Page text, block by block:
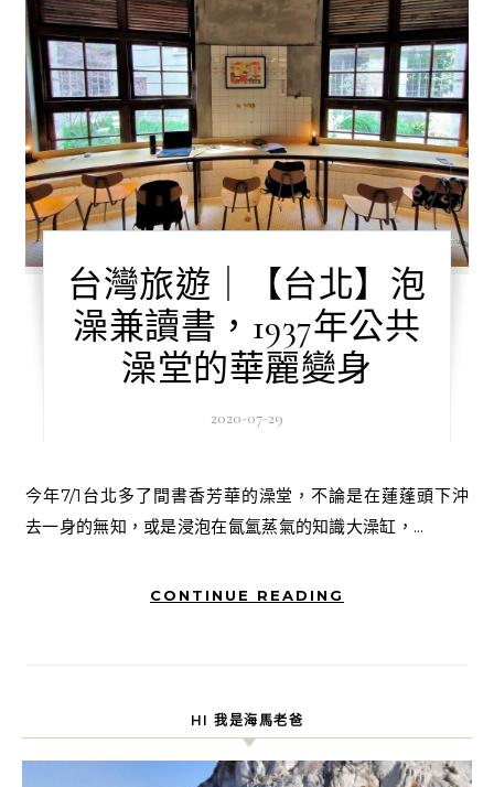
台灣旅遊｜【台北】泡
澡兼讀書，1937年公共
澡堂的華麗變身
2020-07-29
今年7/1台北多了間書香芳華的澡堂，不論是在蓮蓬頭下沖
去一身的無知，或是浸泡在氤氳蒸氣的知識大澡缸，...
CONTINUE READING
HI 我是海馬老爸